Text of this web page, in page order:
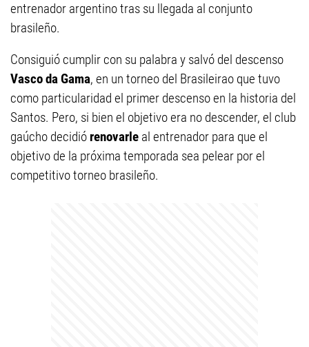
entrenador argentino tras su llegada al conjunto
brasileño.
Consiguió cumplir con su palabra y salvó del descenso
Vasco da Gama, en un torneo del Brasileirao que tuvo
como particularidad el primer descenso en la historia del
Santos. Pero, si bien el objetivo era no descender, el club
gaúcho decidió renovarle al entrenador para que el
objetivo de la próxima temporada sea pelear por el
competitivo torneo brasileño.